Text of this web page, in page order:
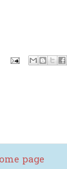
page